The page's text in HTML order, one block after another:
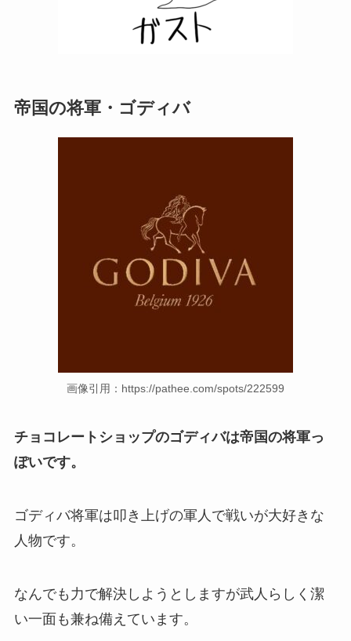
帝国の将軍・ゴディバ
画像引用：https://pathee.com/spots/222599
チョコレートショップのゴディバは帝国の将軍っ
ぽいです。
ゴディバ将軍は叩き上げの軍人で戦いが大好きな
人物です。
なんでも力で解決しようとしますが武人らしく潔
い一面も兼ね備えています。